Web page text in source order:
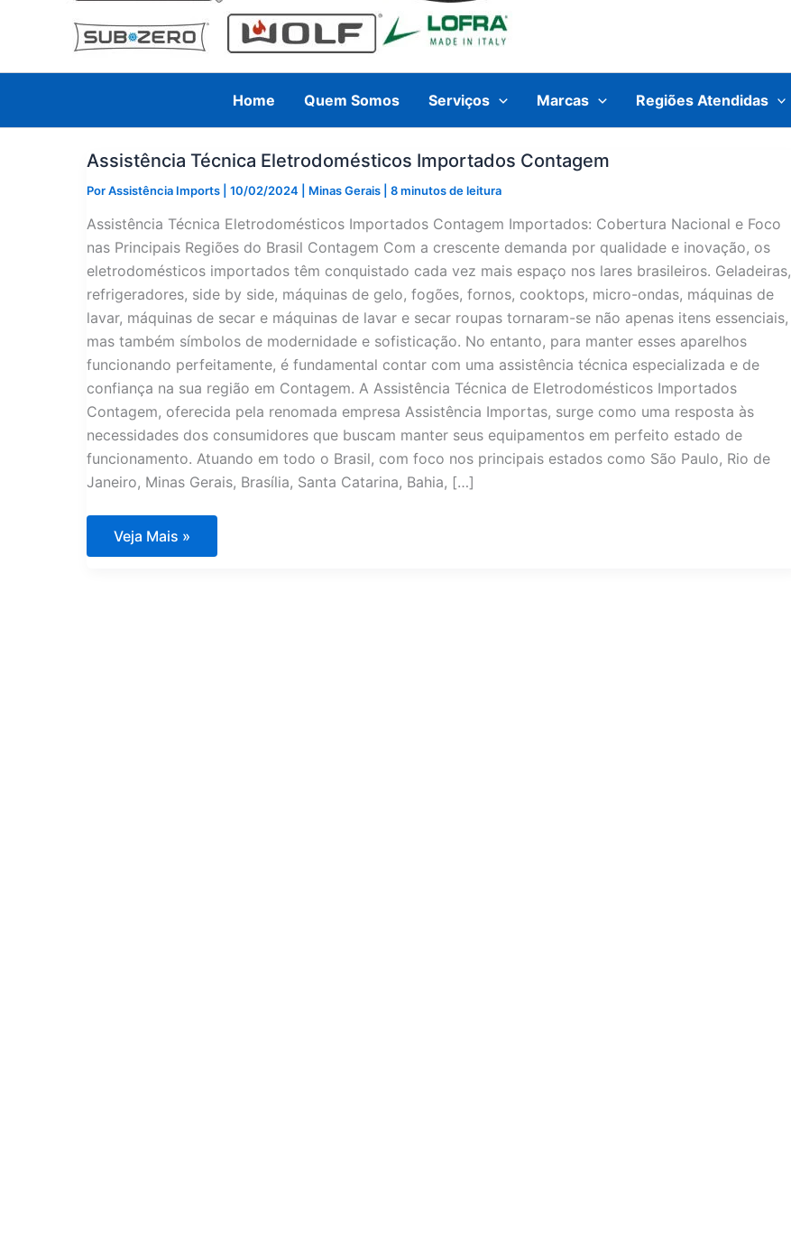
Home Quem Somos Serviços Marcas Regiões Atendidas
Assistência Técnica Eletrodomésticos Importados Contagem
PorAssistência Imports 10/02/2024 Minas Gerais 8 minutos de leitura
Assistência Técnica Eletrodomésticos Importados Contagem Importados: Cobertura Nacional e Foco
nas Principais Regiões do Brasil Contagem Com a crescente demanda por qualidade e inovação, os
eletrodomésticos importados têm conquistado cada vez mais espaço nos lares brasileiros. Geladeiras,
refrigeradores, side by side, máquinas de gelo, fogões, fornos, cooktops, micro-ondas, máquinas de
lavar, máquinas de secar e máquinas de lavar e secar roupas tornaram-se não apenas itens essenciais,
mas também símbolos de modernidade e sofisticação. No entanto, para manter esses aparelhos
funcionando perfeitamente, é fundamental contar com uma assistência técnica especializada e de
confiança na sua região em Contagem. A Assistência Técnica de Eletrodomésticos Importados
Contagem, oferecida pela renomada empresa Assistência Importas, surge como uma resposta às
necessidades dos consumidores que buscam manter seus equipamentos em perfeito estado de
funcionamento. Atuando em todo o Brasil, com foco nos principais estados como São Paulo, Rio de
Janeiro, Minas Gerais, Brasília, Santa Catarina, Bahia, […]
Assistência
Técnica
Veja Mais »